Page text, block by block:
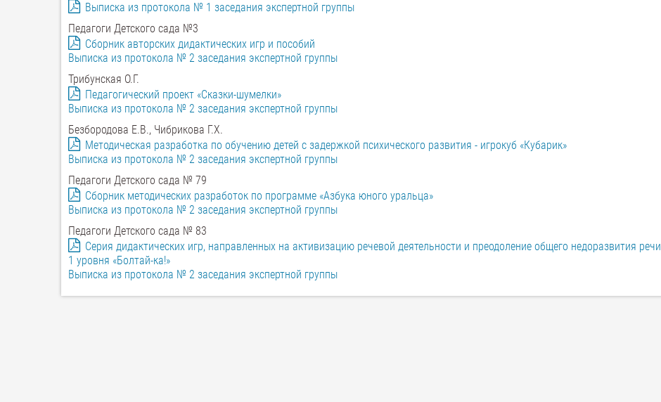
Выписка из протокола № 1 заседания экспертной группы
Педагоги Детского сада №3
Сборник авторских дидактических игр и пособий
Выписка из протокола № 2 заседания экспертной группы
Трибунская О.Г.
Педагогический проект «Сказки-шумелки»
Выписка из протокола № 2 заседания экспертной группы
Безбородова Е.В., Чибрикова Г.Х.
Методическая разработка по обучению детей с задержкой психического развития - игрокуб «Кубарик»
Выписка из протокола № 2 заседания экспертной группы
Педагоги Детского сада № 79
Сборник методических разработок по программе «Азбука юного уральца»
Выписка из протокола № 2 заседания экспертной группы
Педагоги Детского сада № 83
Серия дидактических игр, направленных на активизацию речевой деятельности и преодоление общего недоразвития речи
1 уровня «Болтай-ка!»
Выписка из протокола № 2 заседания экспертной группы